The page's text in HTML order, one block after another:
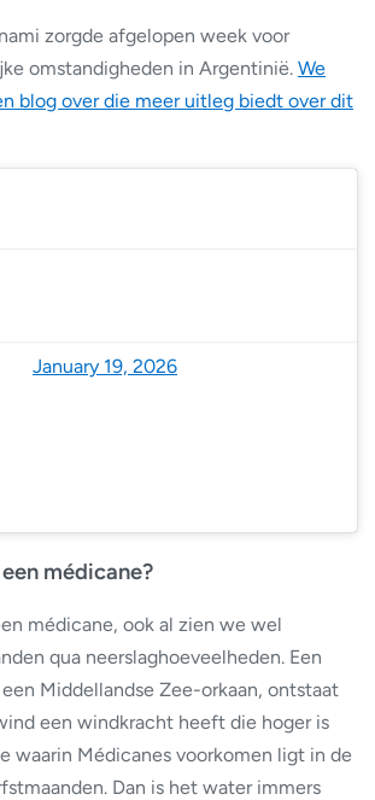
zorgde afgelopen week voor
omstandigheden in Argentinië. We
blog over die meer uitleg biedt over dit
January 19, 2026
médicane?
médicane, ook al zien we wel
qua neerslaghoeveelheden. Een
Middellandse Zee-orkaan, ontstaat
een windkracht heeft die hoger is
waarin Médicanes voorkomen ligt in de
Dan is het water immers